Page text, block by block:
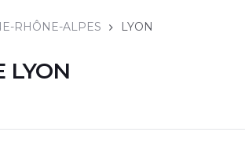
RHÔNE-ALPES LYON
LYON